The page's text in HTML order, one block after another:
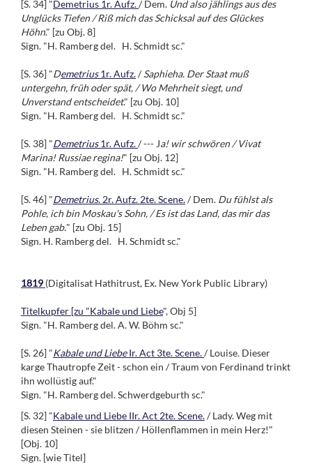
[S. 34] "Demetrius 1r. Aufz./ Dem. Und also jählings aus des
Unglücks Tiefen / Riß mich das Schicksal auf des Glückes
Höhn." [zu Obj. 8]
Sign. "H. Ramberg del. H. Schmidt sc."
[S. 36] "Demetrius1r. Aufz./Saphieha. Der Staat muß
untergehn, früh oder spät, / Wo Mehrheit siegt, und
Unverstand entscheidet." [zu Obj. 10]
Sign. "H. Ramberg del. H. Schmidt sc."
[S. 38] "Demetrius1r. Aufz./ --- Ja! wir schwören / Vivat
Marina! Russiae regina!" [zu Obj. 12]
Sign. "H. Ramberg del. H. Schmidt sc."
[S. 46] "Demetrius. 2r. Aufz. 2te. Scene./ Dem. Du fühlst als
Pohle, ich bin Moskau's Sohn, / Es ist das Land, das mir das
Leben gab." [zu Obj. 15]
Sign. H. Ramberg del. H. Schmidt sc."
1819 (Digitalisat Hathitrust, Ex. New York Public Library)
Titelkupfer [zu "Kabale und Liebe", Obj 5]
Sign. "H. Ramberg del. A. W. Böhm sc."
[S. 26] "Kabale und LiebeIr. Act 3te. Scene./ Louise. Dieser
karge Thautropfe Zeit - schon ein / Traum von Ferdinand trinkt
ihn wollüstig auf."
Sign. "H. Ramberg del. Schwerdgeburth sc."
[S. 32] "Kabale und Liebe IIr. Act 2te. Scene./ Lady. Weg mit
diesen Steinen - sie blitzen / Höllenflammen in mein Herz!"
[Obj. 10]
Sign. [wie Titel]